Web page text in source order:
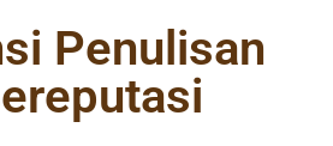
Penulisan